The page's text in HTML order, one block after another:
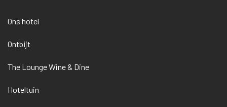
Ons hotel
Ontbijt
The Lounge Wine & Dine
Hoteltuin